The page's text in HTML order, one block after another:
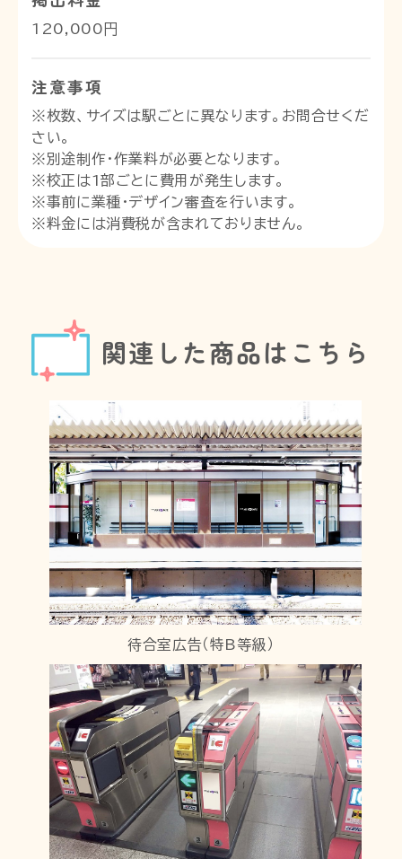
120,000円
注意事項
※枚数、サイズは駅ごとに異なります。お問合せくだ
さい。
※別途制作・作業料が必要となります。
※校正は1部ごとに費用が発生します。
※事前に業種・デザイン審査を行います。
※料金には消費税が含まれておりません。
関連した商品はこちら
待合室広告（特B等級）